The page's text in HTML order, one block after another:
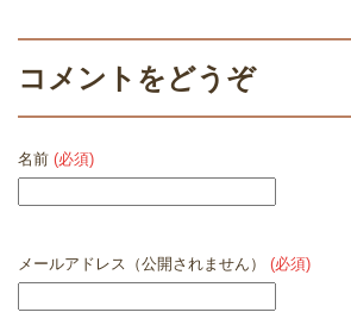
コメントをどうぞ
名前 (必須)
メールアドレス（公開されません） (必須)